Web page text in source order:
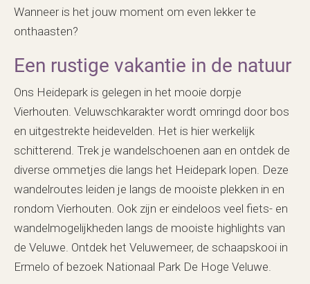
Wanneer is het jouw moment om even lekker te
onthaasten?
Een rustige vakantie in de natuur
Ons Heidepark is gelegen in het mooie dorpje
Vierhouten. Veluwschkarakter wordt omringd door bos
en uitgestrekte heidevelden. Het is hier werkelijk
schitterend. Trek je wandelschoenen aan en ontdek de
diverse ommetjes die langs het Heidepark lopen. Deze
wandelroutes leiden je langs de mooiste plekken in en
rondom Vierhouten. Ook zijn er eindeloos veel fiets- en
wandelmogelijkheden langs de mooiste highlights van
de Veluwe. Ontdek het Veluwemeer, de schaapskooi in
Ermelo of bezoek Nationaal Park De Hoge Veluwe.